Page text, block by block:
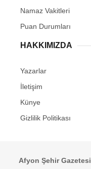
Namaz Vakitleri
Puan Durumları
HAKKIMIZDA
Yazarlar
İletişim
Künye
Gizlilik Politikası
Afyon Şehir Gazetesi